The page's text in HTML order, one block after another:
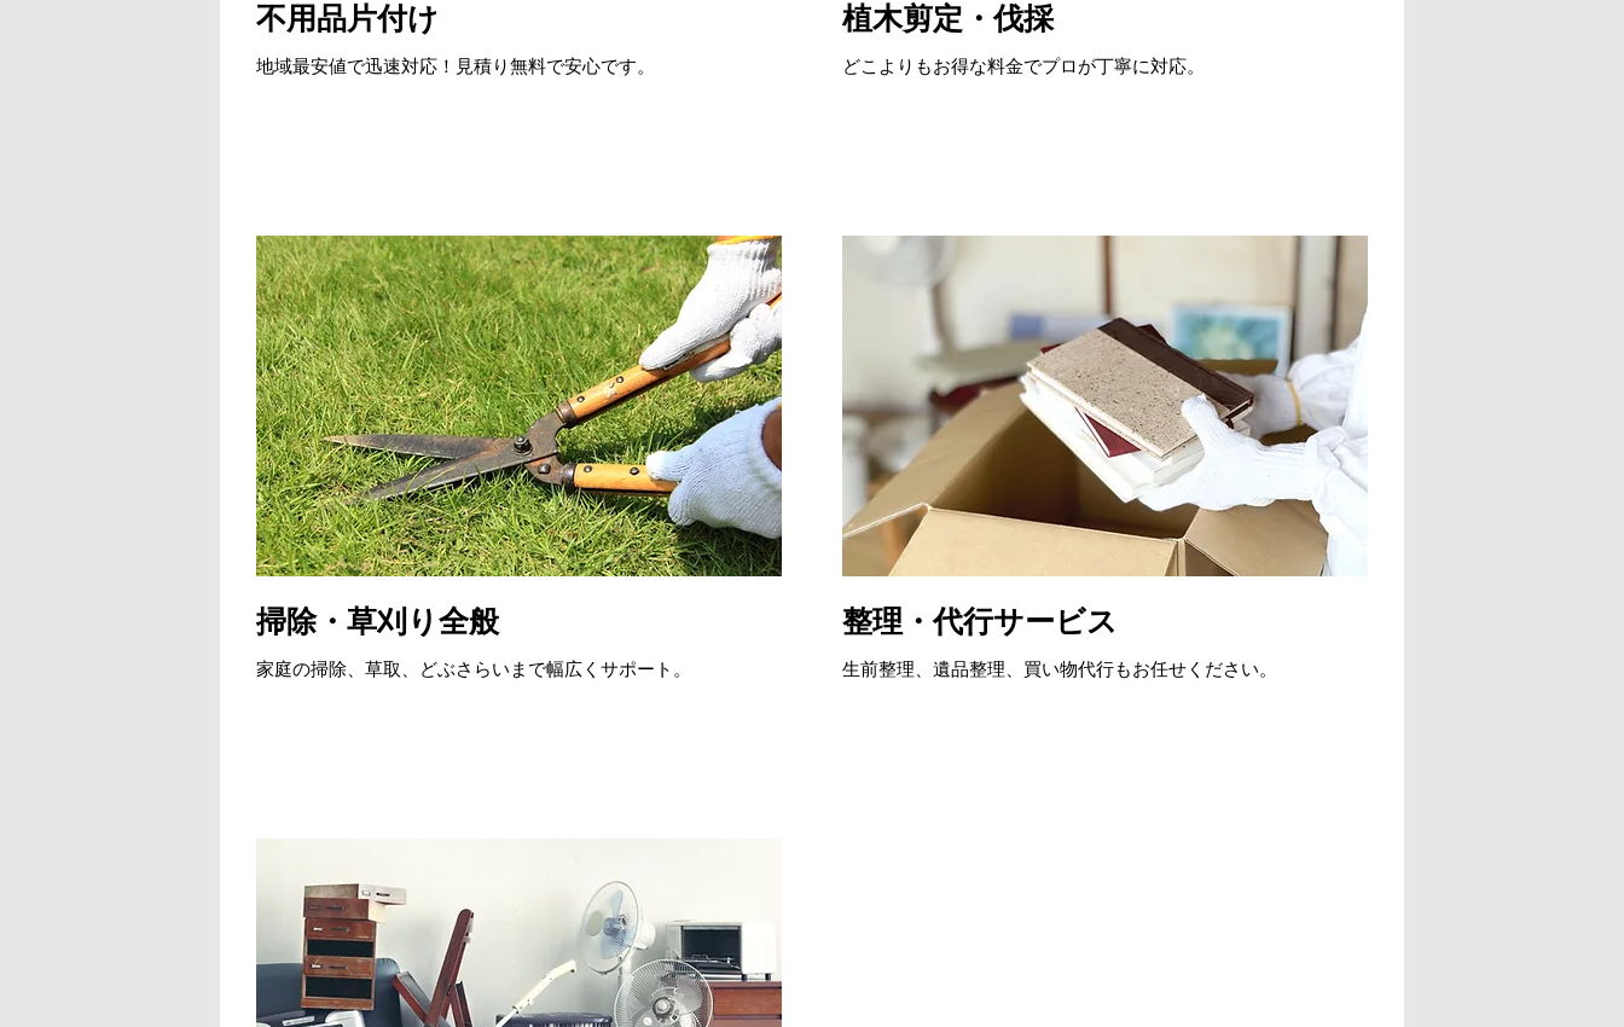
不用品片付け
地域最安値で迅速対応！見積り無料で安心です。
掃除・草刈り全般
家庭の掃除、草取、どぶさらいまで幅広くサポート。
植木剪定・伐採
どこよりもお得な料金でプロが丁寧に対応。
整理・代行サービス
生前整理、遺品整理、買い物代行もお任せください。